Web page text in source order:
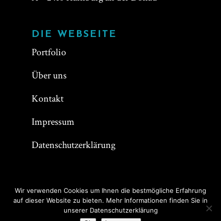
Ausführungsplanung, bei
Wir freuen uns auf deine
BEWERBEN
DIE WEBSEITE
Portfolio
Über uns
Kontakt
Impressum
Datenschutzerklärung
© 2026 Olivia Stein Architektur.
Wir verwenden Cookies um Ihnen die bestmögliche Erfahrung
auf dieser Website zu bieten. Mehr Informationen finden Sie in
unserer Datenschutzerklärung